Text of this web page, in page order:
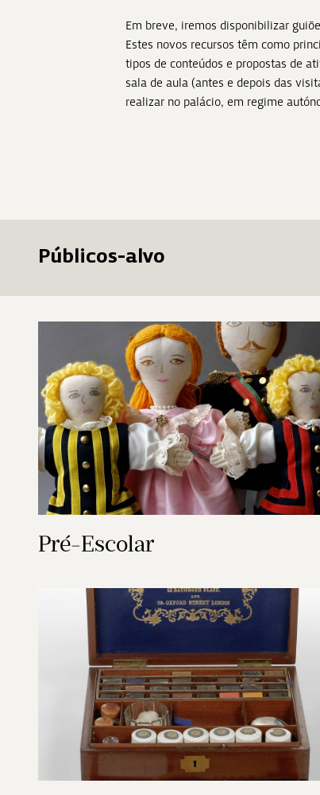
Em breve, iremos disponibilizar
Estes novos recursos têm como
tipos de conteúdos e propostas de
sala de aula (antes e depois das
realizar no palácio, em regime
Públicos-alvo
Pré-Escolar